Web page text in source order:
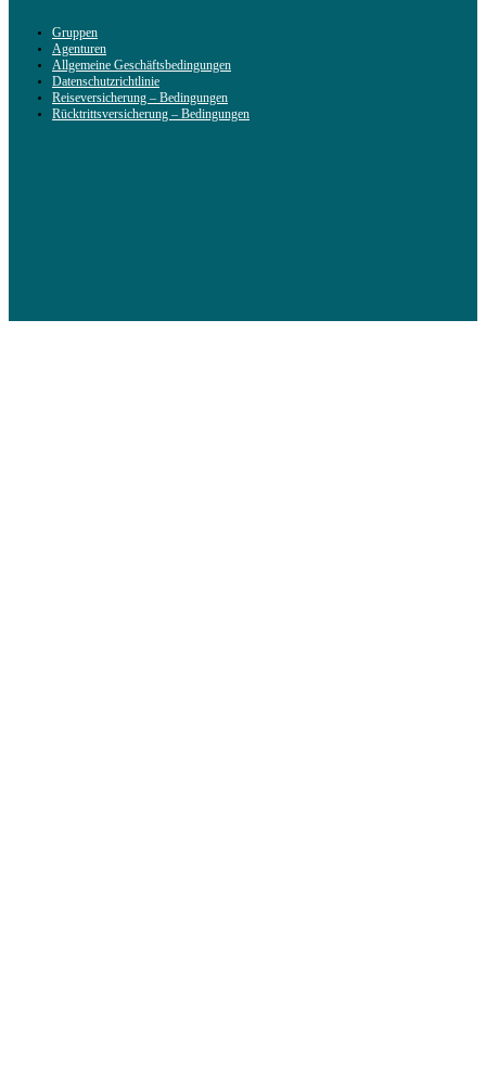
Gruppen
Agenturen
Allgemeine Geschäftsbedingungen
Datenschutzrichtlinie
Reiseversicherung – Bedingungen
Rücktrittsversicherung – Bedingungen